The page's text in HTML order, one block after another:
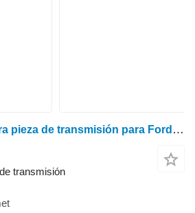
Plade dualpower otra pieza de transmisión para Ford 8210 tractor de ruedas
transmisión